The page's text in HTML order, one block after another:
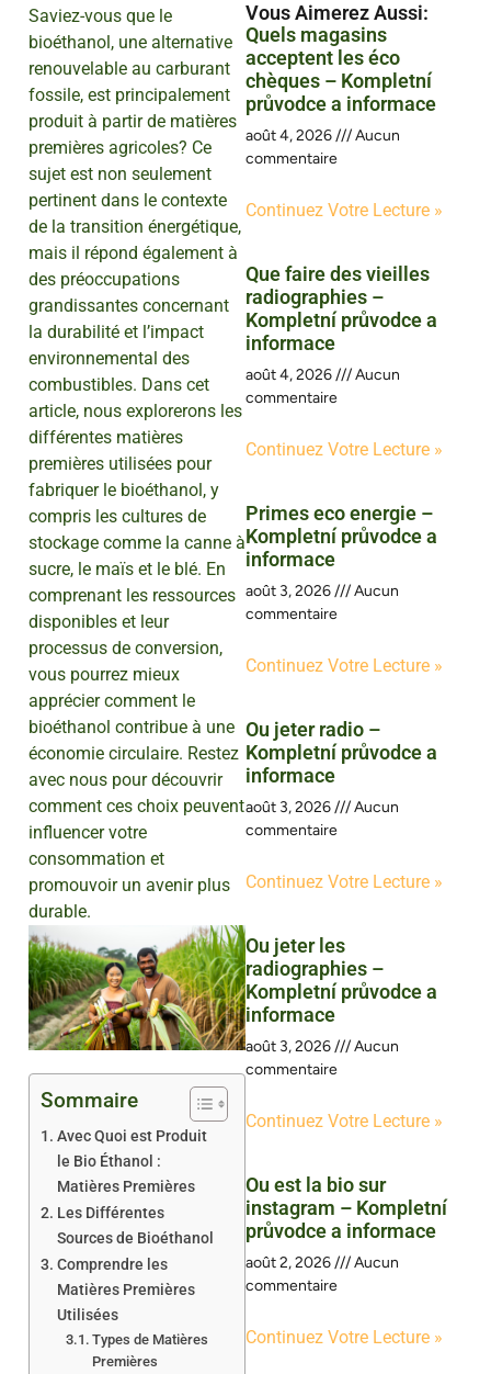
Saviez-vous que le
bioéthanol, une alternative
renouvelable au carburant
fossile, est principalement
produit à partir de matières
premières agricoles? Ce
sujet est non seulement
pertinent dans le contexte
de la transition énergétique,
mais il répond également à
des préoccupations
grandissantes concernant
la durabilité et l’impact
environnemental des
combustibles. Dans cet
article, nous explorerons les
différentes matières
premières utilisées pour
fabriquer le bioéthanol, y
compris les cultures de
stockage comme la canne à
sucre, le maïs et le blé. En
comprenant les ressources
disponibles et leur
processus de conversion,
vous pourrez mieux
apprécier comment le
bioéthanol contribue à une
économie circulaire. Restez
avec nous pour découvrir
comment ces choix peuvent
influencer votre
consommation et
promouvoir un avenir plus
durable.
Sommaire
Avec Quoi est Produit
le Bio Éthanol :
Matières Premières
Les Différentes
Sources de Bioéthanol
Comprendre les
Matières Premières
Utilisées
Types de Matières
Premières
Vous Aimerez Aussi :
Quels magasins
acceptent les éco
chèques – Kompletní
průvodce a informace
août 4, 2026
Aucun
commentaire
Continuez Votre Lecture »
Que faire des vieilles
radiographies –
Kompletní průvodce a
informace
août 4, 2026
Aucun
commentaire
Continuez Votre Lecture »
Primes eco energie –
Kompletní průvodce a
informace
août 3, 2026
Aucun
commentaire
Continuez Votre Lecture »
Ou jeter radio –
Kompletní průvodce a
informace
août 3, 2026
Aucun
commentaire
Continuez Votre Lecture »
Ou jeter les
radiographies –
Kompletní průvodce a
informace
août 3, 2026
Aucun
commentaire
Continuez Votre Lecture »
Ou est la bio sur
instagram – Kompletní
průvodce a informace
août 2, 2026
Aucun
commentaire
Continuez Votre Lecture »